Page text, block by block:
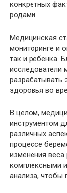
конкретных
родами.
Медицинская
мониторинге и
так и ребенка.
исследователи
разрабатывать
здоровья во
В целом,
инструментом
различных
процессе
изменения
комплексными
анализа, чтобы